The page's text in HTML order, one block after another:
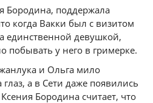
Бородина, поддержала
когда Вакки был с визитом
единственной девушкой,
побывать у него в гримерке.
и Ольга мило
глаз, а в Сети даже появились
Бородина считает, что